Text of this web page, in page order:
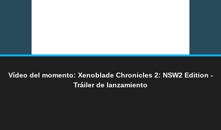
Vídeo del momento: Xenoblade Chronicles 2: NSW2 Edition -
Tráiler de lanzamiento